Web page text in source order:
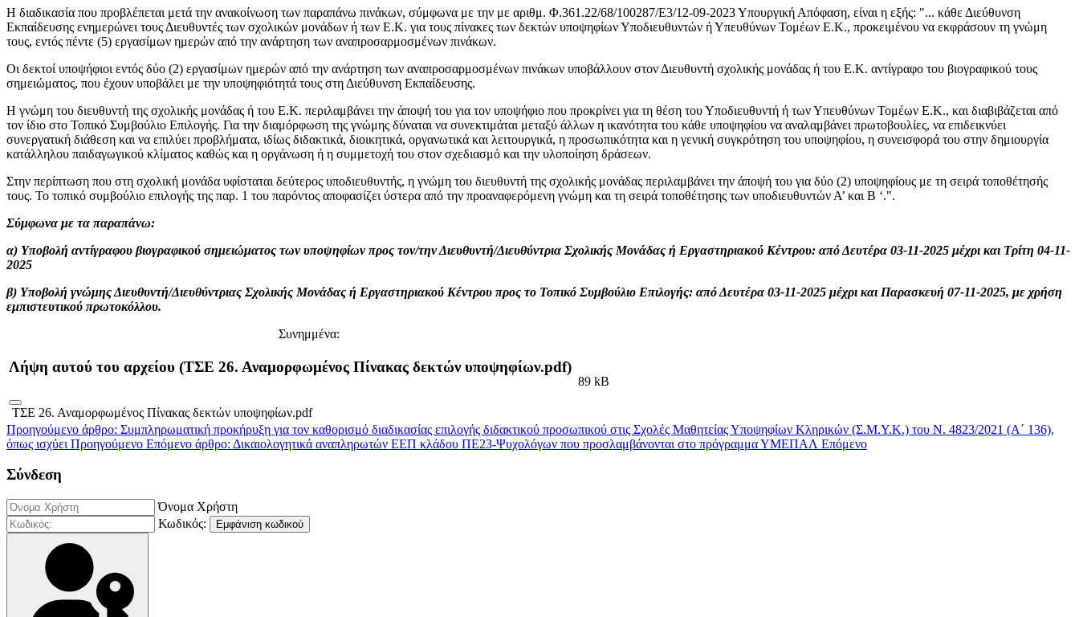
Η διαδικασία που προβλέπεται μετά την ανακοίνωση των παραπάνω πινάκων, σύμφωνα με την με αριθμ. Φ.361.22/68/100287/Ε3/12-09-2023 Υπουργική Απόφαση, είναι η εξής: "... κάθε Διεύθυνση
Εκπαίδευσης ενημερώνει τους Διευθυντές των σχολικών μονάδων ή των Ε.Κ. για τους πίνακες των δεκτών υποψηφίων Υποδιευθυντών ή Υπευθύνων Τομέων Ε.Κ., προκειμένου να εκφράσουν τη γνώμη
τους, εντός πέντε (5) εργασίμων ημερών από την ανάρτηση των αναπροσαρμοσμένων πινάκων.
Οι δεκτοί υποψήφιοι εντός δύο (2) εργασίμων ημερών από την ανάρτηση των αναπροσαρμοσμένων πινάκων υποβάλλουν στον Διευθυντή σχολικής μονάδας ή του Ε.Κ. αντίγραφο του βιογραφικού τους
σημειώματος, που έχουν υποβάλει με την υποψηφιότητά τους στη Διεύθυνση Εκπαίδευσης.
Η γνώμη του διευθυντή της σχολικής μονάδας ή του Ε.Κ. περιλαμβάνει την άποψή του για τον υποψήφιο που προκρίνει για τη θέση του Υποδιευθυντή ή των Υπευθύνων Τομέων Ε.Κ., και διαβιβάζεται από
τον ίδιο στο Τοπικό Συμβούλιο Επιλογής. Για την διαμόρφωση της γνώμης δύναται να συνεκτιμάται μεταξύ άλλων η ικανότητα του κάθε υποψηφίου να αναλαμβάνει πρωτοβουλίες, να επιδεικνύει
συνεργατική διάθεση και να επιλύει προβλήματα, ιδίως διδακτικά, διοικητικά, οργανωτικά και λειτουργικά, η προσωπικότητα και η γενική συγκρότηση του υποψηφίου, η συνεισφορά του στην δημιουργία
κατάλληλου παιδαγωγικού κλίματος καθώς και η οργάνωση ή η συμμετοχή του στον σχεδιασμό και την υλοποίηση δράσεων.
Στην περίπτωση που στη σχολική μονάδα υφίσταται δεύτερος υποδιευθυντής, η γνώμη του διευθυντή της σχολικής μονάδας περιλαμβάνει την άποψή του για δύο (2) υποψηφίους με τη σειρά τοποθέτησής
τους. Το τοπικό συμβούλιο επιλογής της παρ. 1 του παρόντος αποφασίζει ύστερα από την προαναφερόμενη γνώμη και τη σειρά τοποθέτησης των υποδιευθυντών Α’ και Β ‘.".
Σύμφωνα με τα παραπάνω:
α) Υποβολή αντίγραφου βιογραφικού σημειώματος των υποψηφίων προς τον/την Διευθυντή/Διευθύντρια Σχολικής Μονάδας ή Εργαστηριακού Κέντρου: από Δευτέρα 03-11-2025 μέχρι και Τρίτη 04-11-
2025
β) Υποβολή γνώμης Διευθυντή/Διευθύντριας Σχολικής Μονάδας ή Εργαστηριακού Κέντρου προς το Τοπικό Συμβούλιο Επιλογής: από Δευτέρα 03-11-2025 μέχρι και Παρασκευή 07-11-2025, με χρήση
εμπιστευτικού πρωτοκόλλου.
Συνημμένα:
Λήψη αυτού του αρχείου (ΤΣΕ 26. Αναμορφωμένος Πίνακας δεκτών υποψηφίων.pdf)
ΤΣΕ 26. Αναμορφωμένος Πίνακας δεκτών υποψηφίων.pdf
89 kB
Προηγούμενο άρθρο: Συμπληρωματική προκήρυξη για τον καθορισμό διαδικασίας επιλογής διδακτικού προσωπικού στις Σχολές Μαθητείας Υποψηφίων Κληρικών (Σ.Μ.Υ.Κ.) του Ν. 4823/2021 (Α΄ 136),
όπως ισχύει Προηγούμενο Επόμενο άρθρο: Δικαιολογητικά αναπληρωτών ΕΕΠ κλάδου ΠΕ23-Ψυχολόγων που προσλαμβάνονται στο πρόγραμμα ΥΜΕΠΑΛ Επόμενο
Σύνδεση
Όνομα Χρήστη
Κωδικός:
Εμφάνιση κωδικού